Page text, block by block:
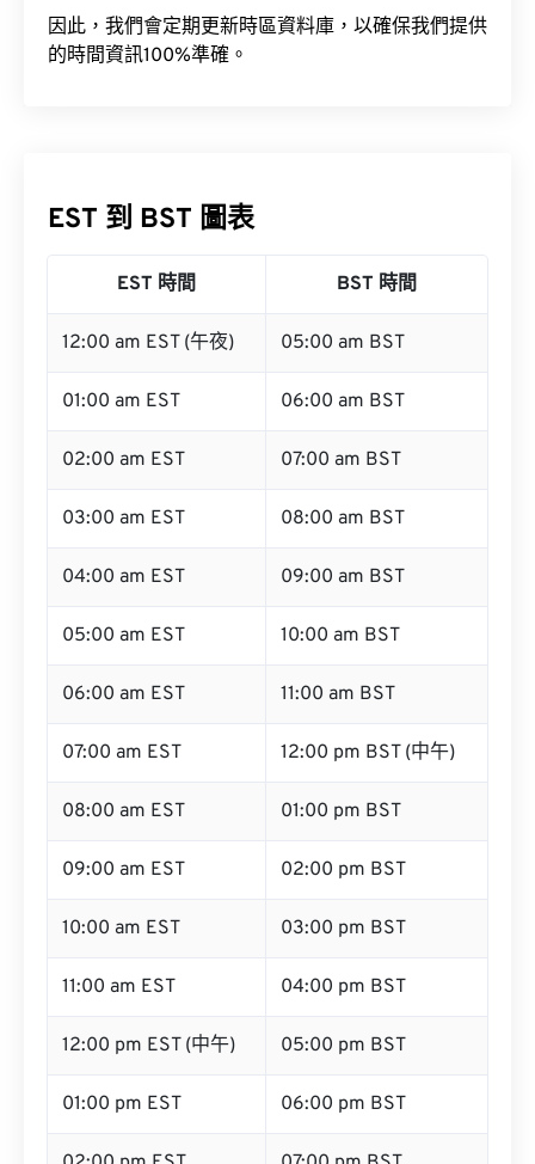
因此，我們會定期更新時區資料庫，以確保我們提供
的時間資訊100%準確。
EST 到 BST 圖表
EST 時間 BST 時間
12:00 am EST (午夜) 05:00 am BST
01:00 am EST 06:00 am BST
02:00 am EST 07:00 am BST
03:00 am EST 08:00 am BST
04:00 am EST 09:00 am BST
05:00 am EST 10:00 am BST
06:00 am EST 11:00 am BST
07:00 am EST 12:00 pm BST (中午)
08:00 am EST 01:00 pm BST
09:00 am EST 02:00 pm BST
10:00 am EST 03:00 pm BST
11:00 am EST 04:00 pm BST
12:00 pm EST (中午) 05:00 pm BST
01:00 pm EST 06:00 pm BST